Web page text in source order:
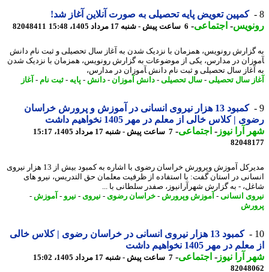
کمپین تعویض پایه تحصیلی به صورت آنلاین آغاز شد!
-اجتماعی-6 ساعت پیش - شنبه 17 مرداد 1405، 15:48 82048411
رونویس، همزمان با نزدیک شدن به آغاز سال تحصیلی و ثبت نام دانش
در مدارس، یکی از موضوعات به گزارش رونویس، همزمان با نزدیک شدن
سال تحصیلی و ثبت نام دانش ‍آموزان در مدارس،
سال تحصیلی-سال تحصیلی-دانش آموزان- دانش -پایه-ثبت نام-آغاز
کمبود 13 هزار نیروی انسانی در آموزش و پرورش خراسان
| کلاس خالی از معلم در مهر 1405 نخواهیم داشت
آرا نیوز-اجتماعی-7 ساعت پیش - شنبه 17 مرداد 1405، 15:17
مدیرکل آموزش وپرورش خراسان رضوی با اشاره به کمبود بیش از 13 هزار نیروی
در استان گفت: با استفاده از ظرفیت معلمان حق التدریس، نیرو های
- به گزارش شهرآرانیوز، صفدر سلطانی با ...
انسانی-آموزش وپرورش-خراسان رضوی-نیروی-نیرو -آموزش-
کمبود 13 هزار نیروی انسانی در خراسان رضوی | کلاس خالی
در مهر 1405 نخواهیم داشت
آرا نیوز-اجتماعی-7 ساعت پیش - شنبه 17 مرداد 1405، 15:02